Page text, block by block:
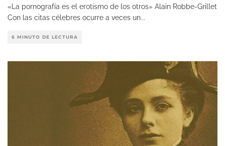
«La pornografía es el erotismo de los otros» Alain Robbe-Grillet
Con las citas célebres ocurre a veces un...
6 MINUTO DE LECTURA